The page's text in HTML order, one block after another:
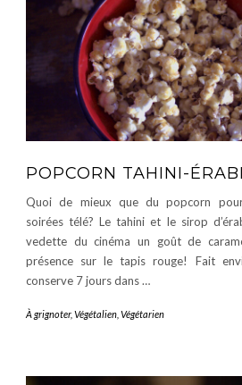
POPCORN TAHINI-
Quoi de mieux que du popcorn
soirées télé? Le tahini et le sirop
vedette du cinéma un goût de
présence sur le tapis rouge! Fait
conserve 7 jours dans …
À grignoter, Végétalien Végétarien